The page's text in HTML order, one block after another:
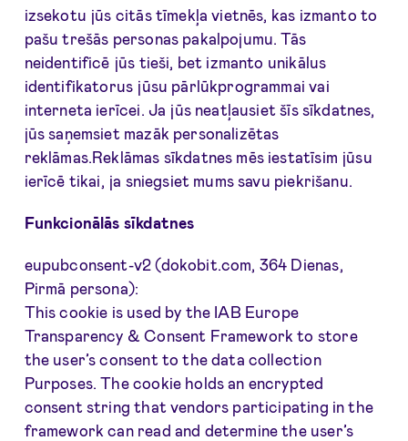
izsekotu jūs citās tīmekļa vietnēs, kas izmanto to
pašu trešās personas pakalpojumu. Tās
neidentificē jūs tieši, bet izmanto unikālus
identifikatorus jūsu pārlūkprogrammai vai
interneta ierīcei. Ja jūs neatļausiet šīs sīkdatnes,
jūs saņemsiet mazāk personalizētas
reklāmas.Reklāmas sīkdatnes mēs iestatīsim jūsu
ierīcē tikai, ja sniegsiet mums savu piekrišanu.
Funkcionālās sīkdatnes
eupubconsent-v2 (dokobit.com, 364 Dienas,
Pirmā persona):
This cookie is used by the IAB Europe
Transparency & Consent Framework to store
the user’s consent to the data collection
Purposes. The cookie holds an encrypted
consent string that vendors participating in the
framework can read and determine the user’s